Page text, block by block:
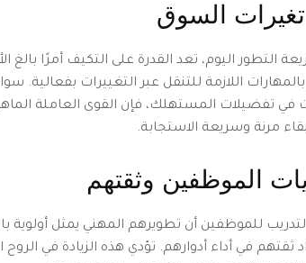
تغيرات السوق
التطور اليوم، تعد القدرة على التكيف أمرًا بالغ
اللازمة للتنقل عبر التغييرات بفعالية.
في تفضيلات المستهلك، فإن القوى العاملة
مرنة وسريعة الاستجابة.
الموظفين وثقتهم
للموظفين أن تطويرهم المهني يمثل
ثقتهم في أداء أدوارهم. تؤدي هذه الزيادة في الروح